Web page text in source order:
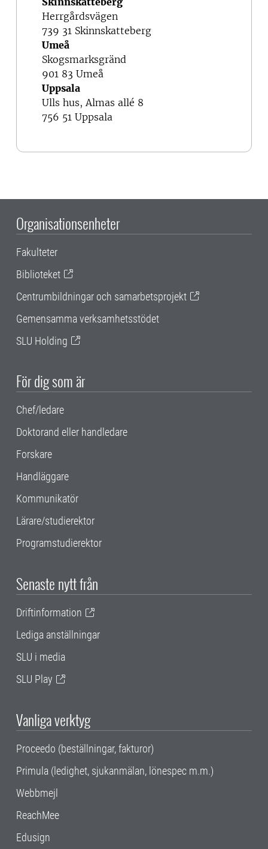
Herrgårdsvägen
739 31 Skinnskatteberg
Umeå
Skogsmarksgränd
901 83 Umeå
Uppsala
Ulls hus, Almas allé 8
756 51 Uppsala
Organisationsenheter
Fakulteter
Biblioteket
Centrumbildningar och samarbetsprojekt
Gemensamma verksamhetsstödet
SLU Holding
För dig som är
Chef/ledare
Doktorand eller handledare
Forskare
Handläggare
Kommunikatör
Lärare/studierektor
Programstudierektor
Senaste nytt från
Driftinformation
Lediga anställningar
SLU i media
SLU Play
Vanliga verktyg
Proceedo (beställningar, fakturor)
Primula (ledighet, sjukanmälan, lönespec m.m.)
Webbmejl
ReachMee
Edusign